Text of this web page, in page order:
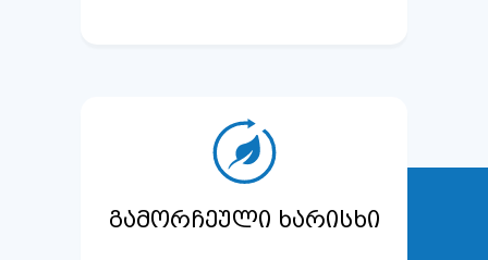
გამორჩეული ხარისხი